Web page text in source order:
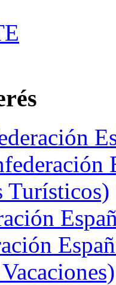
Turísticos)